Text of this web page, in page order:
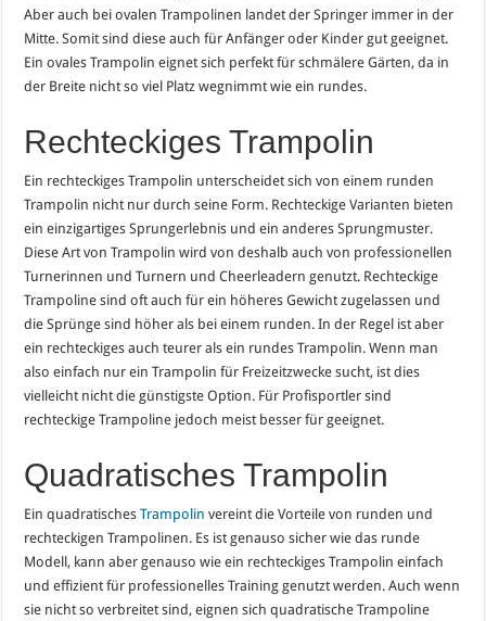
Aber auch bei ovalen Trampolinen landet der Springer immer in der
Mitte. Somit sind diese auch für Anfänger oder Kinder gut geeignet.
Ein ovales Trampolin eignet sich perfekt für schmälere Gärten, da in
der Breite nicht so viel Platz wegnimmt wie ein rundes.
Rechteckiges Trampolin
Ein rechteckiges Trampolin unterscheidet sich von einem runden
Trampolin nicht nur durch seine Form. Rechteckige Varianten bieten
ein einzigartiges Sprungerlebnis und ein anderes Sprungmuster.
Diese Art von Trampolin wird von deshalb auch von professionellen
Turnerinnen und Turnern und Cheerleadern genutzt. Rechteckige
Trampoline sind oft auch für ein höheres Gewicht zugelassen und
die Sprünge sind höher als bei einem runden. In der Regel ist aber
ein rechteckiges auch teurer als ein rundes Trampolin. Wenn man
also einfach nur ein Trampolin für Freizeitzwecke sucht, ist dies
vielleicht nicht die günstigste Option. Für Profisportler sind
rechteckige Trampoline jedoch meist besser für geeignet.
Quadratisches Trampolin
Ein quadratischesTrampolin vereint die Vorteile von runden und
rechteckigen Trampolinen. Es ist genauso sicher wie das runde
Modell, kann aber genauso wie ein rechteckiges Trampolin einfach
und effizient für professionelles Training genutzt werden. Auch wenn
sie nicht so verbreitet sind, eignen sich quadratische Trampoline